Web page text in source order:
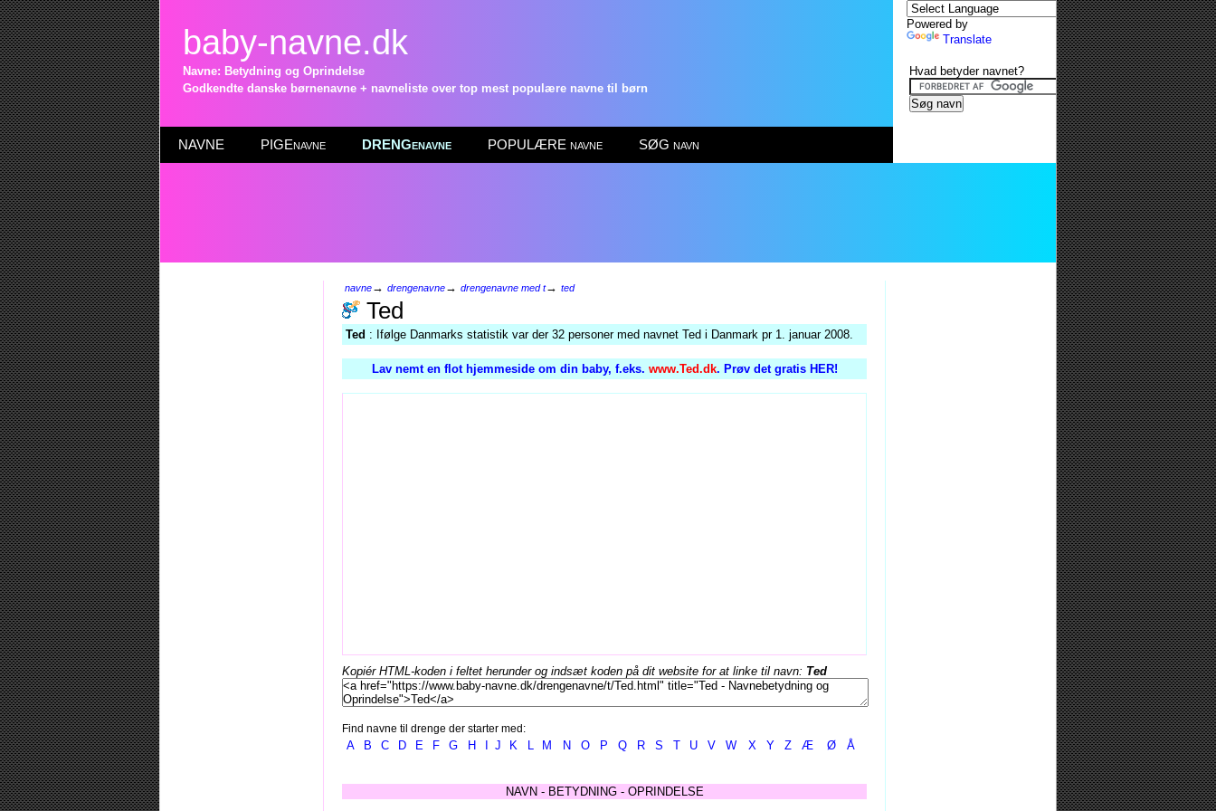
baby-navne.dk
Navne: Betydning og Oprindelse
Godkendte danske børnenavne + navneliste over top mest populære navne til børn
NAVNE PIGEnavne DRENGenavne POPULÆRE navne SØG navn
navne→ drengenavne→ drengenavne med t→ ted
Ted
Ted : Ifølge Danmarks statistik var der 32 personer med navnet Ted i Danmark pr 1. januar 2008.
Lav nemt en flot hjemmeside om din baby, f.eks. www.Ted.dk. Prøv det gratis HER!
Kopiér HTML-koden i feltet herunder og indsæt koden på dit website for at linke til navn: Ted
Find navne til drenge der starter med:
A B C D E F G H J K L M N O P Q R S T U V W X Y Z Æ Ø Å
NAVN - BETYDNING - OPRINDELSE
Powered by
Translate
Hvad betyder navnet?